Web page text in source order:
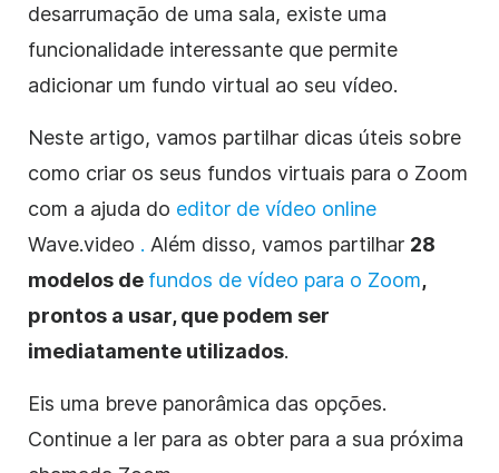
desarrumação de uma sala, existe uma
funcionalidade interessante que permite
adicionar um fundo virtual ao seu vídeo.
Neste artigo, vamos partilhar dicas úteis sobre
como criar os seus fundos virtuais para o Zoom
com a ajuda do editor de vídeo online
Wave.video . Além disso, vamos partilhar 28
modelos de fundos de vídeo para o Zoom,
prontos a usar, que podem ser
imediatamente utilizados.
Eis uma breve panorâmica das opções.
Continue a ler para as obter para a sua próxima